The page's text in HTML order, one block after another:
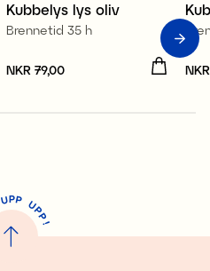
Kubbelys lys oliv
Brennetid 35 h
Pris :NKR 79,00
NKR 79,00
UPP UP
P
!